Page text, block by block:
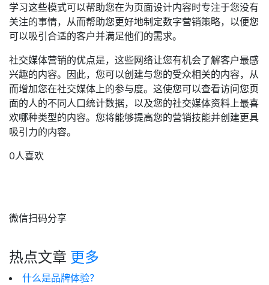
学习这些模式可以帮助您在为页面设计内容时专注于您没有
关注的事情，从而帮助您更好地制定数字营销策略，以便您
可以吸引合适的客户并满足他们的需求。
社交媒体营销的优点是，这些网络让您有机会了解客户最感
兴趣的内容。因此，您可以创建与您的受众相关的内容，从
而增加您在社交媒体上的参与度。这使您可以查看访问您页
面的人的不同人口统计数据，以及您的社交媒体资料上最喜
欢哪种类型的内容。您将能够提高您的营销技能并创建更具
吸引力的内容。
0人喜欢
微信扫码分享
热点文章 更多
什么是品牌体验？